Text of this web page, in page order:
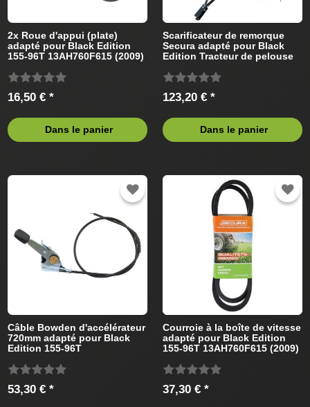
2x Roue d'appui (plate)
adapté pour Black Edition
155-96T 13AH760F615 (2009)
16,50 € *
Dans le panier
Scarificateur de remorque
Secura adapté pour Black
Edition Tracteur de pelouse
123,20 € *
Dans le panier
Câble Bowden d'accélérateur
720mm adapté pour Black
Edition 155-96T
de pelouse
53,30 € *
Courroie à la boîte de vitesse
adapté pour Black Edition
155-96T 13AH760F615 (2009)
37,30 € *